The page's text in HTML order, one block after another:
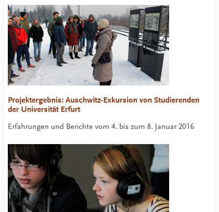
Projektergebnis: Auschwitz-Exkursion von Studierenden
der Universität Erfurt
Erfahrungen und Berichte vom 4. bis zum 8. Januar 2016